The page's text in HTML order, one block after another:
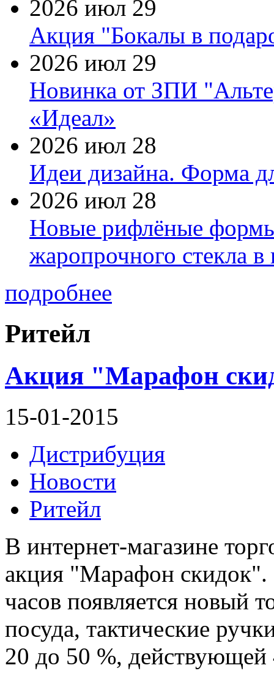
2026 июл 29
Акция "Бокалы в
2026 июл 29
Новинка от ЗПИ
«Идеал»
2026 июл 28
Идеи дизайна. Форма
2026 июл 28
Новые рифлёные формы
жаропрочного стекла
подробнее
Ритейл
Акция "Марафон
15-01-2015
Дистрибуция
Новости
Ритейл
В интернет-магазине
акция "Марафон
часов появляется новый
посуда, тактические
20 до 50 %, действующей